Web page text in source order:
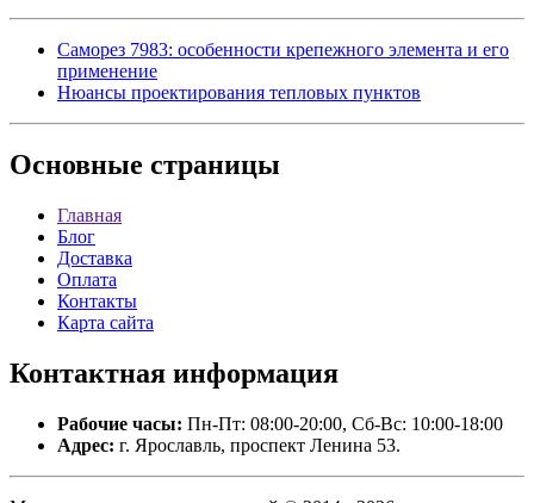
Саморез 7983: особенности крепежного элемента и его
применение
Нюансы проектирования тепловых пунктов
Основные страницы
Главная
Блог
Доставка
Оплата
Контакты
Карта сайта
Контактная информация
Рабочие часы: Пн-Пт: 08:00-20:00, Сб-Вс: 10:00-18:00
Адрес: г. Ярославль, проспект Ленина 53.